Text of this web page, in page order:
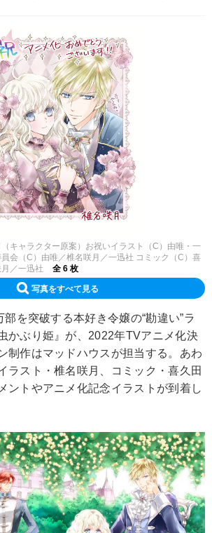
（キャラクター原案）お祝いイラスト（C）由唯・一
会（C）由唯／椎名咲月／一迅社 コミック（C）喜
／一迅社
全 6 枚
写真をすべて見る
を突破する本好き令嬢の“勘違い”ラ
かぶり姫』が、2022年TVアニメ化決
制作はマッドハウスが担当する。あわ
ラスト・椎名咲月、コミック・喜久田
ントやアニメ化記念イラストが到着し